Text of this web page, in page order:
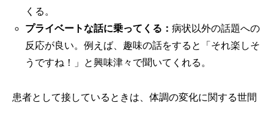
くる。
プライベートな話に乗ってくる： 病状以外の話題への
反応が良い。例えば、趣味の話をすると「それ楽しそ
うですね！」と興味津々で聞いてくれる。
患者として接しているときは、体調の変化に関する世間